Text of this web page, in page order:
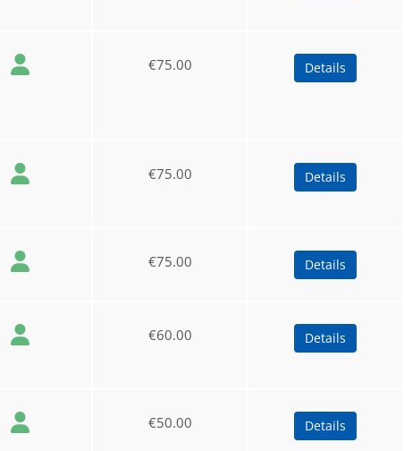
€75.00 Details
€75.00 Details
€75.00 Details
€60.00 Details
€50.00 Details